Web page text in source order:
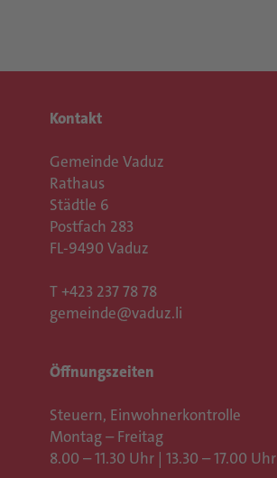
Kontakt
Gemeinde Vaduz
Rathaus
Städtle 6
Postfach 283
FL-9490 Vaduz
T +423 237 78 78
gemeinde@vaduz.li
Öffnungszeiten
Steuern, Einwohnerkontrolle
Montag – Freitag
8.00 – 11.30 Uhr | 13.30 – 17.00 Uhr